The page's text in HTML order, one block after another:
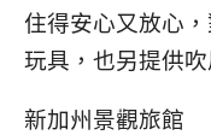
住得安心又放心
玩具，也另提供
新加州景觀旅館